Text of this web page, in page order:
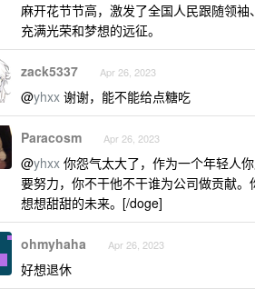
麻开花节节高，激发了全国人民跟随领
充满光荣和梦想的远征。
zack5337 Apr 26, 2023
@yhxx 谢谢，能不能给点糖吃
Paracosm Apr 26, 2023
@yhxx 你怨气太大了，作为一个年轻人
要努力，你不干他不干谁为公司做贡献。
想想甜甜的未来。[/doge]
ohmyhaha Apr 26, 2023
好想退休